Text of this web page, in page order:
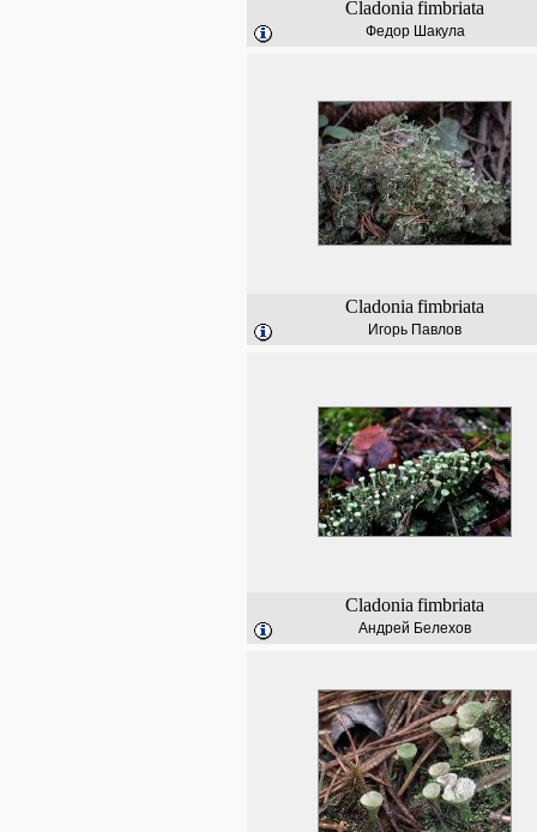
Cladonia fimbriata
Федор Шакула
Cladonia fimbriata
Игорь Павлов
Cladonia fimbriata
Андрей Белехов